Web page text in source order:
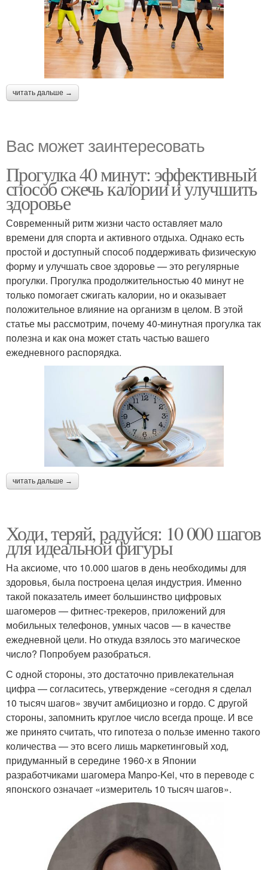
читать дальше →
Вас может заинтересовать
Прогулка 40 минут: эффективный
способ сжечь калории и улучшить
здоровье
Современный ритм жизни часто оставляет мало
времени для спорта и активного отдыха. Однако есть
простой и доступный способ поддерживать физическую
форму и улучшать свое здоровье — это регулярные
прогулки. Прогулка продолжительностью 40 минут не
только помогает сжигать калории, но и оказывает
положительное влияние на организм в целом. В этой
статье мы рассмотрим, почему 40-минутная прогулка так
полезна и как она может стать частью вашего
ежедневного распорядка.
читать дальше →
Ходи, теряй, радуйся: 10 000 шагов
для идеальной фигуры
На аксиоме, что 10.000 шагов в день необходимы для
здоровья, была построена целая индустрия. Именно
такой показатель имеет большинство цифровых
шагомеров — фитнес-трекеров, приложений для
мобильных телефонов, умных часов — в качестве
ежедневной цели. Но откуда взялось это магическое
число? Попробуем разобраться.
С одной стороны, это достаточно привлекательная
цифра — согласитесь, утверждение «сегодня я сделал
10 тысяч шагов» звучит амбициозно и гордо. С другой
стороны, запомнить круглое число всегда проще. И все
же принято считать, что гипотеза о пользе именно такого
количества — это всего лишь маркетинговый ход,
придуманный в середине 1960-х в Японии
разработчиками шагомера Manpo-Kei, что в переводе с
японского означает «измеритель 10 тысяч шагов».